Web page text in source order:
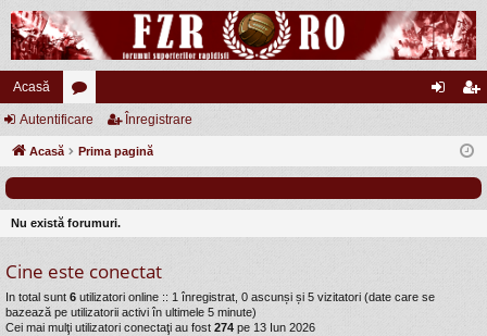
Acasă
or
u
uri
eg
Autentificare Înregistrare
Acasă Prima pagină
Nu există forumuri.
Cine este conectat
In total sunt 6 utilizatori online :: 1 înregistrat, 0 ascunși și 5 vizitatori (date care se
bazează pe utilizatorii activi în ultimele 5 minute)
Cei mai mulţi utilizatori conectaţi au fost 274 pe 13 Iun 2026